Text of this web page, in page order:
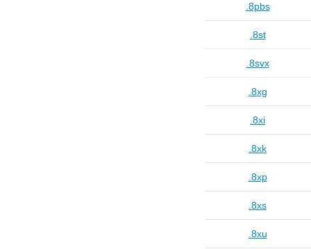
.8pbs
.8st
.8svx
.8xg
.8xi
.8xk
.8xp
.8xs
.8xu